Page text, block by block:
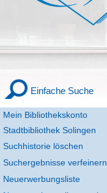
Mein Bibliothekskonto
Stadtbibliothek Solingen
Einfache Suche
Suchhistorie löschen
Suchergebnisse verfeinern
Neuerwerbungsliste